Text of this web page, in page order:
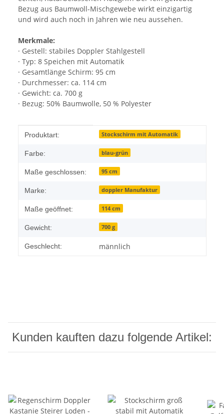
Bezug aus Baumwoll-Mischgewebe wirkt einzigartig
und wird auch noch in Jahren wie neu aussehen.
Merkmale:
· Gestell: stabiles Doppler Stahlgestell
· Typ: 8 Speichen mit Automatik
· Gesamtlänge Schirm: 95 cm
· Durchmesser: ca. 114 cm
· Gewicht: ca. 700 g
· Bezug: 50% Baumwolle, 50 % Polyester
Produkteigenschaft
Wert
Produktart: Stockschirm mit Automatik
Farbe: blau-grün
Maße geschlossen: 95 cm
Marke: doppler Manufaktur
Maße geöffnet: 114 cm
Gewicht: 700 g
Geschlecht: männlich
Kunden kauften dazu folgende Artikel: